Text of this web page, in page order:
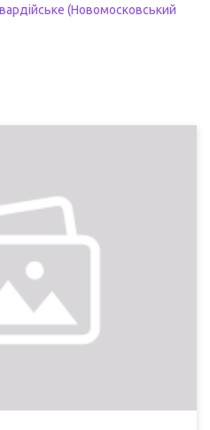
(Новомосковський